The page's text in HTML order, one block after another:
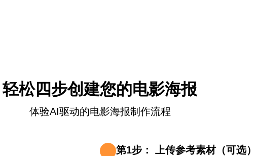
轻松四步创建您的电影海报
体验AI驱动的电影海报制作流程
第1步： 上传参考素材（可选）